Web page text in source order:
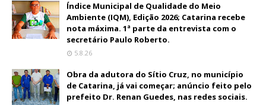
Índice Municipal de Qualidade do Meio
Ambiente (IQM), Edição 2026; Catarina recebe
nota máxima. 1ª parte da entrevista com o
secretário Paulo Roberto.
5.8.26
Obra da adutora do Sítio Cruz, no município
de Catarina, já vai começar; anúncio feito pelo
prefeito Dr. Renan Guedes, nas redes sociais.